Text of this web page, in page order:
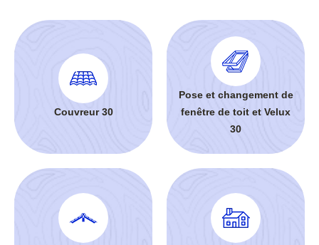
Couvreur 30
Pose et changement de
fenêtre de toit et Velux
30